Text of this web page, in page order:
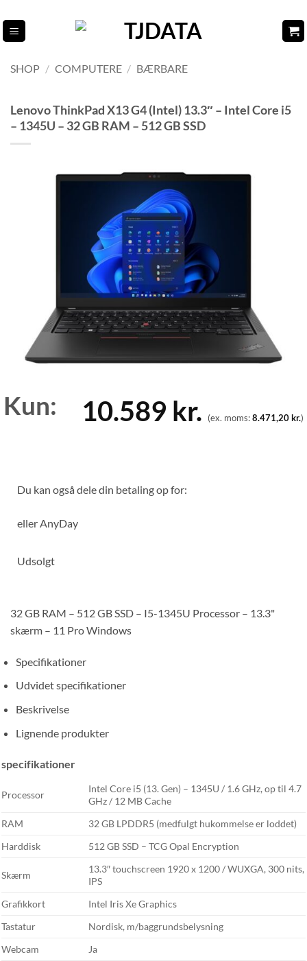
til
indhold
SHOP / COMPUTERE / BÆRBARE
Lenovo ThinkPad X13 G4 (Intel) 13.3″ – Intel Core i5
– 1345U – 32 GB RAM – 512 GB SSD
Kun: 10.589 kr. (ex. moms:8.471,20kr.)
Du kan også dele din betaling op for:
ellerAnyDay
Udsolgt
32 GB RAM – 512 GB SSD – I5-1345U Processor – 13.3"
skærm – 11 Pro Windows
Specifikationer
Udvidet specifikationer
Beskrivelse
Lignende produkter
specifikationer
Processor
Intel Core i5 (13. Gen) – 1345U / 1.6 GHz, op til 4.7
GHz / 12 MB Cache
RAM
32 GB LPDDR5 (medfulgt hukommelse er loddet)
Harddisk
512 GB SSD – TCG Opal Encryption
Skærm
13.3″ touchscreen 1920 x 1200 / WUXGA, 300 nits,
IPS
Grafikkort
Intel Iris Xe Graphics
Tastatur
Nordisk, m/baggrundsbelysning
Webcam
Ja